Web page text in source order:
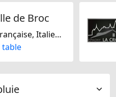
de Broc
Européene, Française, Italienne, Méditarranéenne, Suisse
table